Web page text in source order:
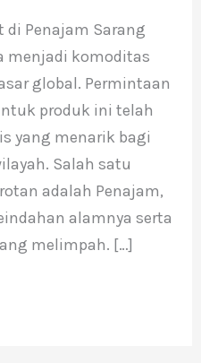
di Penajam Sarang
menjadi komoditas
global. Permintaan
produk ini telah
yang menarik bagi
Salah satu
adalah Penajam,
alamnya serta
melimpah. […]